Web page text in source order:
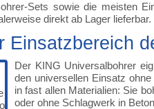
Sets sowie die meisten
direkt ab Lager
Einsatzbereich
Der KING Universalbohrer
den universellen Einsatz
in fast allen Materialien: Sie
oder ohne Schlagwerk in